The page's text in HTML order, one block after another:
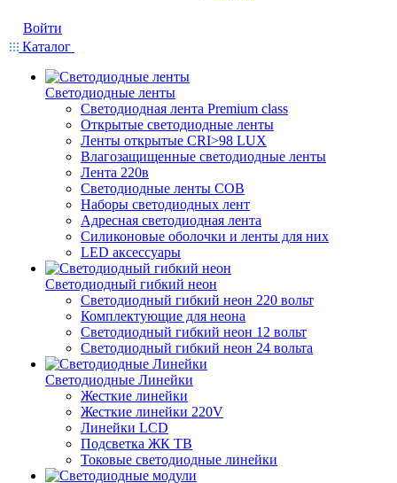
Войти
Каталог
Светодиодные ленты
Светодиодная лента Premium class
Открытые светодиодные ленты
Ленты открытые CRI>98 LUX
Влагозащищенные светодиодные ленты
Лента 220в
Светодиодные ленты COB
Наборы светодиодных лент
Адресная светодиодная лента
Силиконовые оболочки и ленты для них
LED аксессуары
Светодиодный гибкий неон
Светодиодный гибкий неон 220 вольт
Комплектующие для неона
Светодиодный гибкий неон 12 вольт
Светодиодный гибкий неон 24 вольта
Светодиодные Линейки
Жесткие линейки
Жесткие линейки 220V
Линейки LCD
Подсветка ЖК ТВ
Токовые светодиодные линейки